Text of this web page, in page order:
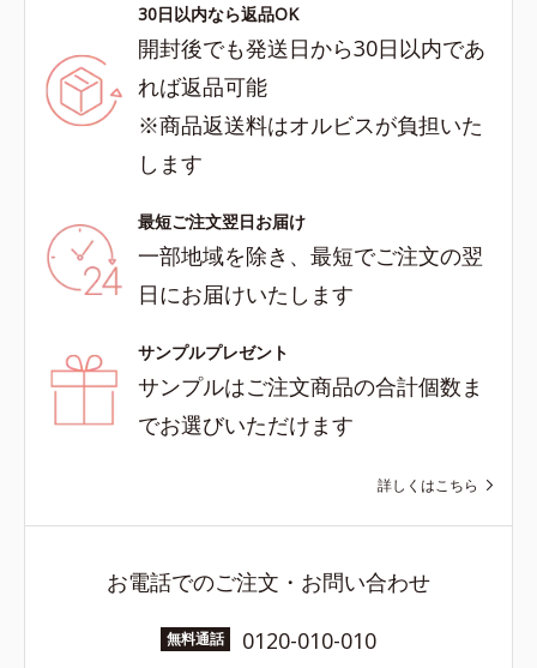
30日以内なら返品OK
開封後でも発送日から30日以内であ
れば返品可能
※商品返送料はオルビスが負担いた
します
最短ご注文翌日お届け
一部地域を除き、最短でご注文の翌
日にお届けいたします
サンプルプレゼント
サンプルはご注文商品の合計個数ま
でお選びいただけます
詳しくはこちら
お電話でのご注文・お問い合わせ
無料通話 0120-010-010